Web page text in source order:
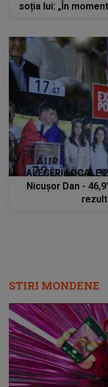
soția lui: „În
ALEGERI LOCALE
Nicuşor Dan -
STIRI MONDENE